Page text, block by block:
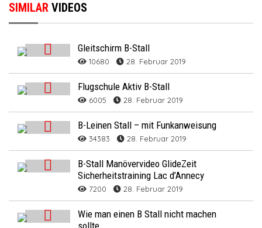
SIMILAR VIDEOS
Gleitschirm B-Stall
10680 28. Februar 2019
Flugschule Aktiv B-Stall
6005 28. Februar 2019
B-Leinen Stall – mit Funkanweisung
34383 28. Februar 2019
B-Stall Manövervideo GlideZeit
Sicherheitstraining Lac d’Annecy
7200 28. Februar 2019
Wie man einen B Stall nicht machen